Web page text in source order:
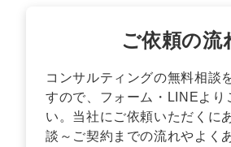
ご依頼の流
コンサルティングの無料相談
すので、フォーム・LINEより
い。当社にご依頼いただくに
談～ご契約までの流れやよく